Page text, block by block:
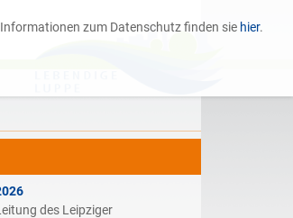
zum Datenschutz finden sie hier.
des Leipziger